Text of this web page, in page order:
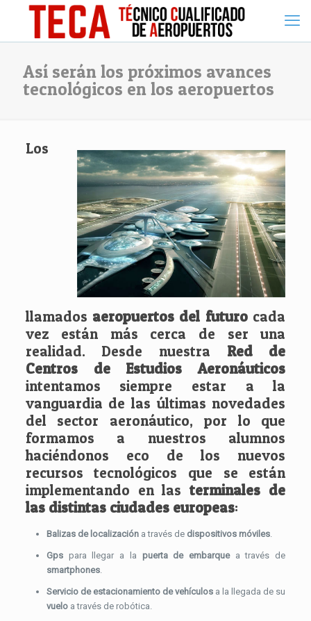
Así serán los próximos avances
tecnológicos en los aeropuertos
Los
llamados aeropuertos del futurocada
vez están más cerca de ser una
realidad. Desde nuestra Red de
Centros de Estudios Aeronáuticos
intentamos siempre estar a la
vanguardia de las últimas novedades
del sector aeronáutico, por lo que
formamos a nuestros alumnos
haciéndonos eco de los nuevos
recursos tecnológicos que se están
implementando en las terminales de
las distintas ciudades europeas:
Balizas de localizacióna través de dispositivos móviles.
Gps para llegar a la puerta de embarquea través de
smartphones.
Servicio de estacionamiento de vehículosa la llegada de su
vuelo a través de robótica.